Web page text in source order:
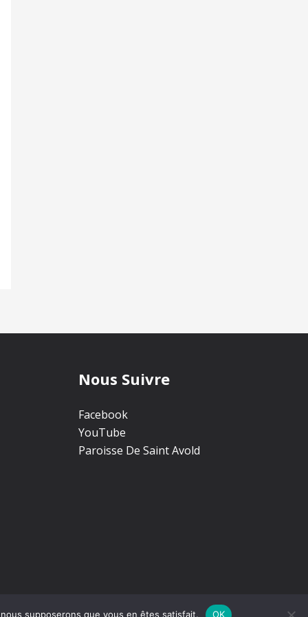
Nous Suivre
Facebook
YouTube
Paroisse De Saint Avold
supposerons que vous en êtes satisfait. OK